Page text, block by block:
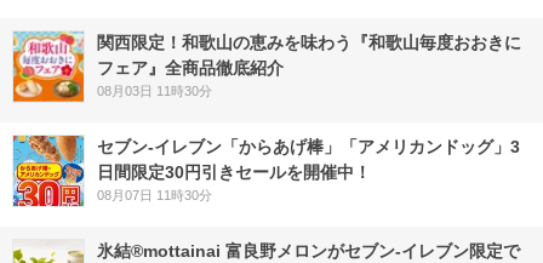
関西限定！和歌山の恵みを味わう『和歌山毎度おおきに
フェア』全商品徹底紹介
08月03日 11時30分
セブン‐イレブン「からあげ棒」「アメリカンドッグ」3
日間限定30円引きセールを開催中！
08月07日 11時30分
氷結®mottainai 富良野メロンがセブン‐イレブン限定で